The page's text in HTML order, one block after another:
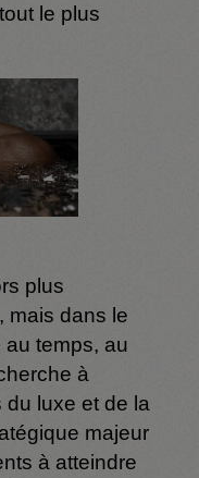
le plus
plus
mais dans le
au temps, au
à
du luxe et de la
majeur
à atteindre